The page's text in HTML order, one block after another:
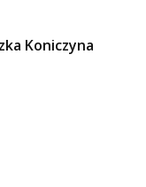
Koniczyna